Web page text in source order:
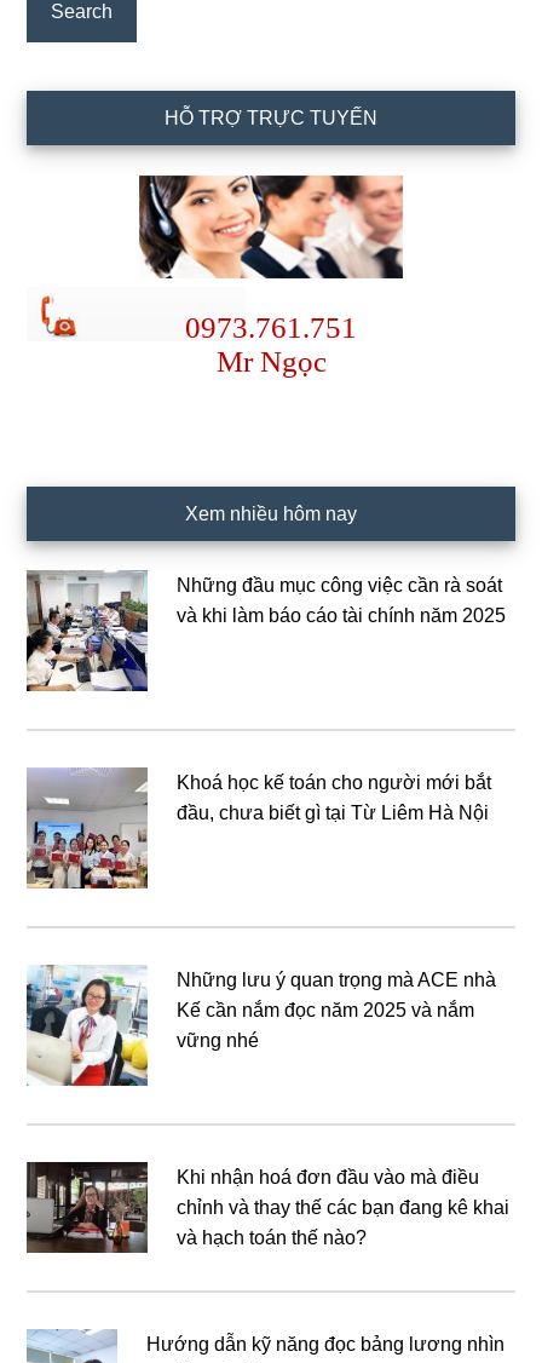
HỖ TRỢ TRỰC TUYẾN
0973.761.751
Mr Ngọc
Xem nhiều hôm nay
Những đầu mục công việc cần rà soát
và khi làm báo cáo tài chính năm 2025
Khoá học kế toán cho người mới bắt
đầu, chưa biết gì tại Từ Liêm Hà Nội
Những lưu ý quan trọng mà ACE nhà
Kế cần nắm đọc năm 2025 và nắm
vững nhé
Khi nhận hoá đơn đầu vào mà điều
chỉnh và thay thế các bạn đang kê khai
và hạch toán thế nào?
Hướng dẫn kỹ năng đọc bảng lương nhìn